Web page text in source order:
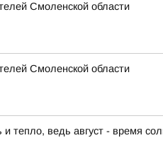
Смоленской области
Смоленской области
тепло, ведь август - время